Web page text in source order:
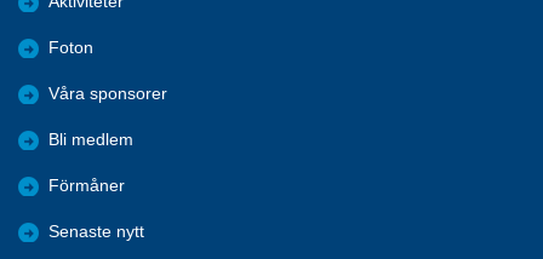
Foton
Våra sponsorer
Bli medlem
Förmåner
Senaste nytt